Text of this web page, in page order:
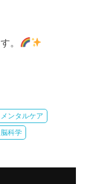
。
メンタルケア
脳科学